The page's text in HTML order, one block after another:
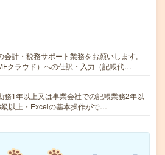
会計・税務サポート業務をお願いします。
クラウド）への仕訳・入力（記帳代…
務1年以上又は事業会社での記帳業務2年以
級以上・Excelの基本操作がで…